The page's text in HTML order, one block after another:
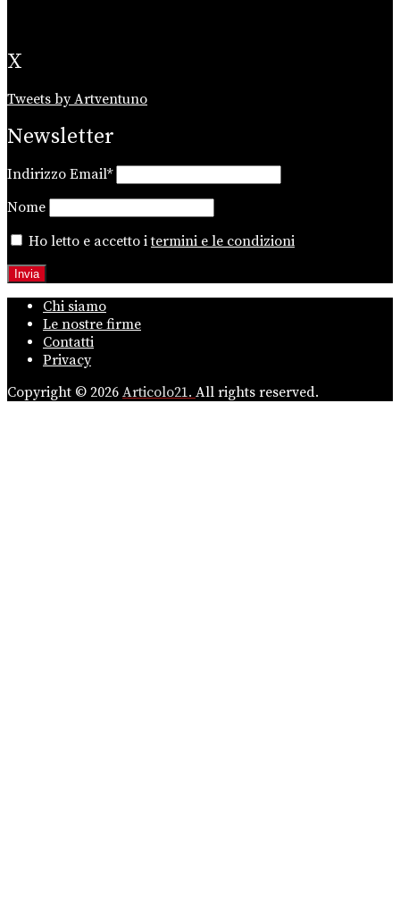
X
Tweets by Artventuno
Newsletter
Indirizzo Email*
Nome
Ho letto e accetto itermini e le condizioni
Chi siamo
Le nostre firme
Contatti
Privacy
Copyright © 2026 Articolo21. All rights reserved.